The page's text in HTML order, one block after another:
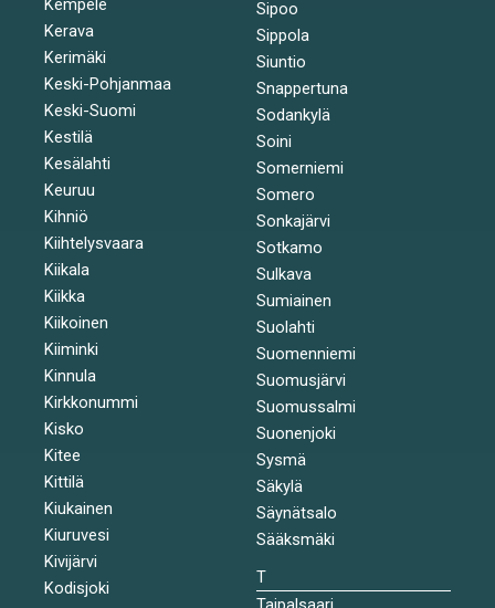
Kempele
Kerava
Kerimäki
Keski-Pohjanmaa
Keski-Suomi
Kestilä
Kesälahti
Keuruu
Kihniö
Kiihtelysvaara
Kiikala
Kiikka
Kiikoinen
Kiiminki
Kinnula
Kirkkonummi
Kisko
Kitee
Kittilä
Kiukainen
Kiuruvesi
Kivijärvi
Kodisjoki
Sipoo
Sippola
Siuntio
Snappertuna
Sodankylä
Soini
Somerniemi
Somero
Sonkajärvi
Sotkamo
Sulkava
Sumiainen
Suolahti
Suomenniemi
Suomusjärvi
Suomussalmi
Suonenjoki
Sysmä
Säkylä
Säynätsalo
Sääksmäki
T